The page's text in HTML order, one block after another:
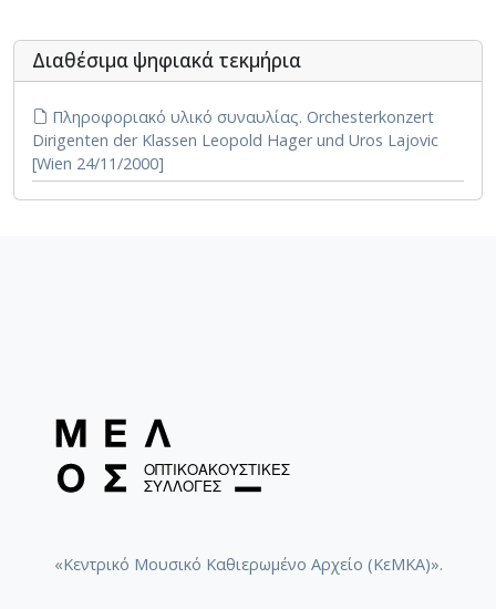
Διαθέσιμα ψηφιακά τεκμήρια
Πληροφοριακό υλικό συναυλίας. Orchesterkonzert
Dirigenten der Klassen Leopold Hager und Uros Lajovic
[Wien 24/11/2000]
«Κεντρικό Μουσικό Καθιερωμένο Αρχείο (ΚεΜΚΑ)».